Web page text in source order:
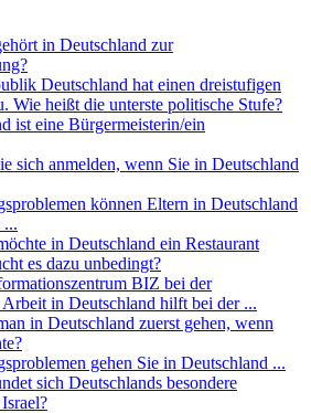
in Deutschland zur
Deutschland hat einen dreistufigen
Wie heißt die unterste politische Stufe?
ist eine Bürgermeisterin/ein
sich anmelden, wenn Sie in Deutschland
können Eltern in Deutschland
...
in Deutschland ein Restaurant
es dazu unbedingt?
BIZ bei der
in Deutschland hilft bei der ...
in Deutschland zuerst gehen, wenn
gehen Sie in Deutschland ...
sich Deutschlands besondere